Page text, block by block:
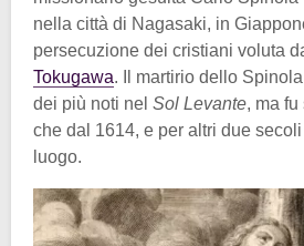
nella città di Nagasaki, in
persecuzione dei cristiani voluta
Tokugawa. Il martirio dello
dei più noti nel Sol Levante, ma
che dal 1614, e per altri due
luogo.